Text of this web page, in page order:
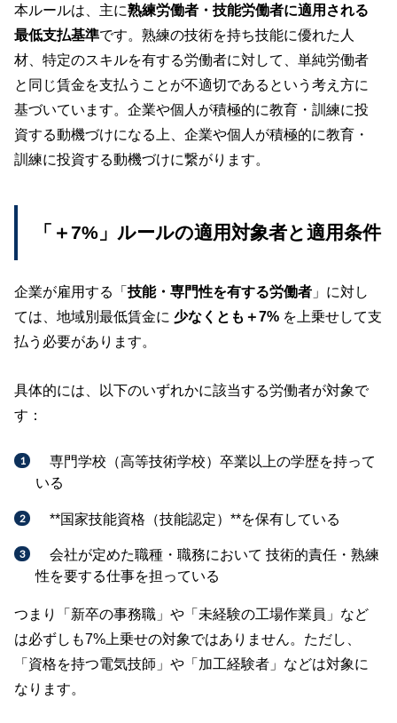
本ルールは、主に熟練労働者・技能労働者に適用される
最低支払基準です。熟練の技術を持ち技能に優れた人
材、特定のスキルを有する労働者に対して、単純労働者
と同じ賃金を支払うことが不適切であるという考え方に
基づいています。企業や個人が積極的に教育・訓練に投
資する動機づけになる上、企業や個人が積極的に教育・
訓練に投資する動機づけに繋がります。
「＋7%」ルールの適用対象者と適用条件
企業が雇用する「技能・専門性を有する労働者 」に対し
ては、地域別最低賃金に少なくとも＋7% を上乗せして支
払う必要があります。
具体的には、以下のいずれかに該当する労働者が対象で
す：
専門学校（高等技術学校）卒業以上の学歴を持って
いる
**国家技能資格（技能認定）**を保有している
会社が定めた職種・職務において 技術的責任・熟練
性を要する仕事を担っている
つまり「新卒の事務職」や「未経験の工場作業員」など
は必ずしも7%上乗せの対象ではありません。ただし、
「資格を持つ電気技師」や「加工経験者」などは対象に
なります。